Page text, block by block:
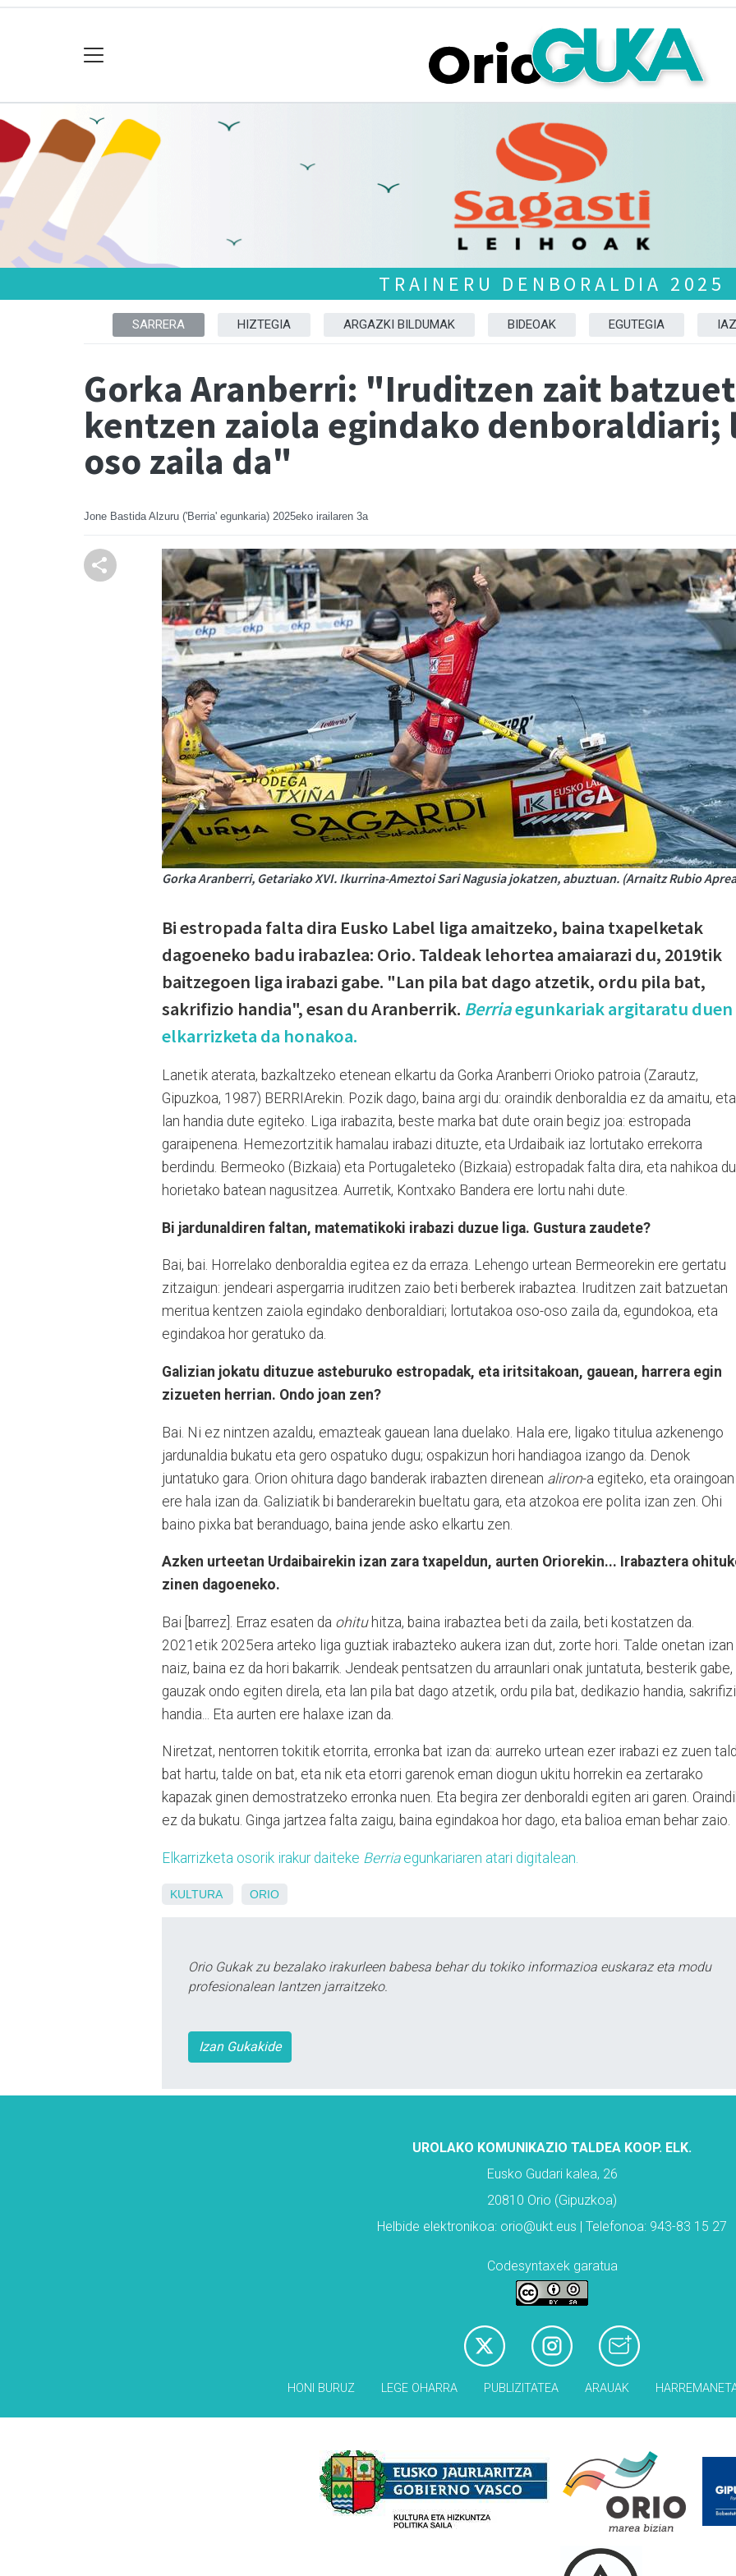
TRAINERU DENBORALDIA 2025
SARRERA HIZTEGIA ARGAZKI BILDUMAK BIDEOAK EGUTEGIA
Gorka Aranberri: "Iruditzen zait
kentzen zaiola egindako
oso zaila da"
Jone Bastida Alzuru ('Berria' egunkaria) 2025eko irailaren 3a
Gorka Aranberri, Getariako XVI. Ikurrina-Ameztoi Sari Nagusia jokatzen, abuztuan. (Arnaitz Rubio
Bi estropada falta dira Eusko Label liga amaitzeko, baina txapelketak
dagoeneko badu irabazlea: Orio. Taldeak lehortea amaiarazi du, 2019tik
baitzegoen liga irabazi gabe. "Lan pila bat dago atzetik, ordu pila bat,
sakrifizio handia", esan du Aranberrik. Berriaegunkariak argitaratu duen
elkarrizketa da honakoa.
Lanetik aterata, bazkaltzeko etenean elkartu da Gorka Aranberri Orioko patroia (Zarautz,
Gipuzkoa, 1987) BERRIArekin. Pozik dago, baina argi du: oraindik denboraldia ez da amaitu, eta
lan handia dute egiteko. Liga irabazita, beste marka bat dute orain begiz joa: estropada
garaipenena. Hemezortzitik hamalau irabazi dituzte, eta Urdaibaik iaz lortutako errekorra
berdindu. Bermeoko (Bizkaia) eta Portugaleteko (Bizkaia) estropadak falta dira, eta nahikoa
horietako batean nagusitzea. Aurretik, Kontxako Bandera ere lortu nahi dute.
Bi jardunaldiren faltan, matematikoki irabazi duzue liga. Gustura zaudete?
Bai, bai. Horrelako denboraldia egitea ez da erraza. Lehengo urtean Bermeorekin ere gertatu
zitzaigun: jendeari aspergarria iruditzen zaio beti berberek irabaztea. Iruditzen zait batzuetan
meritua kentzen zaiola egindako denboraldiari; lortutakoa oso-oso zaila da, egundokoa, eta
egindakoa hor geratuko da.
Galizian jokatu dituzue asteburuko estropadak, eta iritsitakoan, gauean, harrera egin
zizueten herrian. Ondo joan zen?
Bai. Ni ez nintzen azaldu, emazteak gauean lana duelako. Hala ere, ligako titulua azkenengo
jardunaldia bukatu eta gero ospatuko dugu; ospakizun hori handiagoa izango da. Denok
juntatuko gara. Orion ohitura dago banderak irabazten direnean aliron-a egiteko, eta oraingoan
ere hala izan da. Galiziatik bi banderarekin bueltatu gara, eta atzokoa ere polita izan zen. Ohi
baino pixka bat beranduago, baina jende asko elkartu zen.
Azken urteetan Urdaibairekin izan zara txapeldun, aurten Oriorekin... Irabaztera
zinen dagoeneko.
Bai [barrez]. Erraz esaten da ohituhitza, baina irabaztea beti da zaila, beti kostatzen da.
2021etik 2025era arteko liga guztiak irabazteko aukera izan dut, zorte hori. Talde onetan izan
naiz, baina ez da hori bakarrik. Jendeak pentsatzen du arraunlari onak juntatuta, besterik gabe,
gauzak ondo egiten direla, eta lan pila bat dago atzetik, ordu pila bat, dedikazio handia,
handia... Eta aurten ere halaxe izan da.
Niretzat, nentorren tokitik etorrita, erronka bat izan da: aurreko urtean ezer irabazi ez zuen
bat hartu, talde on bat, eta nik eta etorri garenok eman diogun ukitu horrekin ea zertarako
kapazak ginen demostratzeko erronka nuen. Eta begira zer denboraldi egiten ari garen.
ez da bukatu. Ginga jartzea falta zaigu, baina egindakoa hor dago, eta balioa eman behar zaio.
Elkarrizketa osorik irakur daiteke Berriaegunkariaren atari digitalean.
KULTURA ORIO
Orio Gukak zu bezalako irakurleen babesa behar du tokiko informazioa euskaraz eta modu
profesionalean lantzen jarraitzeko.
Izan Gukakide
UROLAKO KOMUNIKAZIO TALDEA KOOP. ELK.
Eusko Gudari kalea, 26
20810 Orio (Gipuzkoa)
Helbide elektronikoa: orio@ukt.eus | Telefonoa: 943-83 15 27
Codesyntaxek garatua
HONI BURUZ LEGE OHARRA PUBLIZITATEA ARAUAK